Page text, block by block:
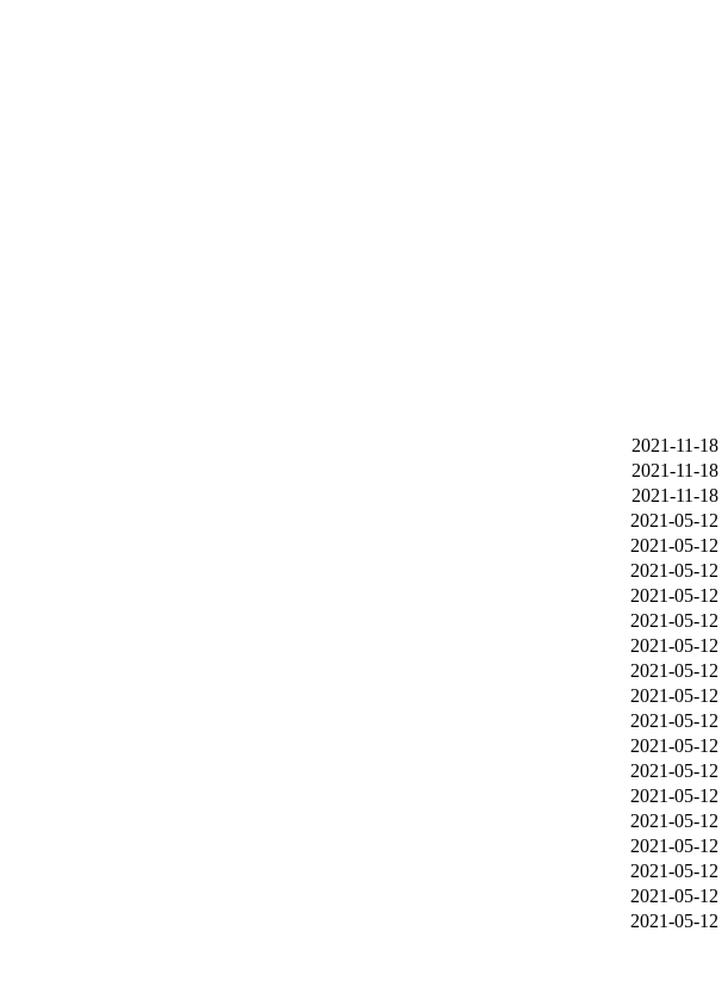
2021-11-18
2021-11-18
2021-11-18
2021-05-12
2021-05-12
2021-05-12
2021-05-12
2021-05-12
2021-05-12
2021-05-12
2021-05-12
2021-05-12
2021-05-12
2021-05-12
2021-05-12
2021-05-12
2021-05-12
2021-05-12
2021-05-12
2021-05-12